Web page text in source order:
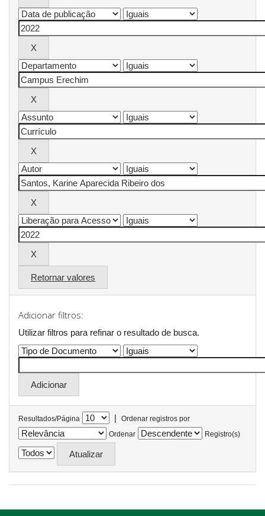
Retornar valores
Adicionar filtros:
Utilizar filtros para refinar o resultado de busca.
Resultados/Página |
Ordenar registros por
Ordenar
Registro(s)